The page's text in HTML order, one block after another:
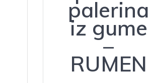
palerina
iz gume
–
RUMEN